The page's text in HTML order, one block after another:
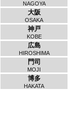
NAGOYA
大阪
OSAKA
神戸
KOBE
広島
HIROSHIMA
門司
MOJI
博多
HAKATA